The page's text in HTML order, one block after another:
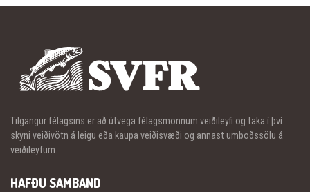
Tilgangur félagsins er að útvega félagsmönnum veiðileyfi og taka í því
skyni veiðivötn á leigu eða kaupa veiðisvæði og annast umboðssölu á
veiðileyfum.
HAFÐU SAMBAND